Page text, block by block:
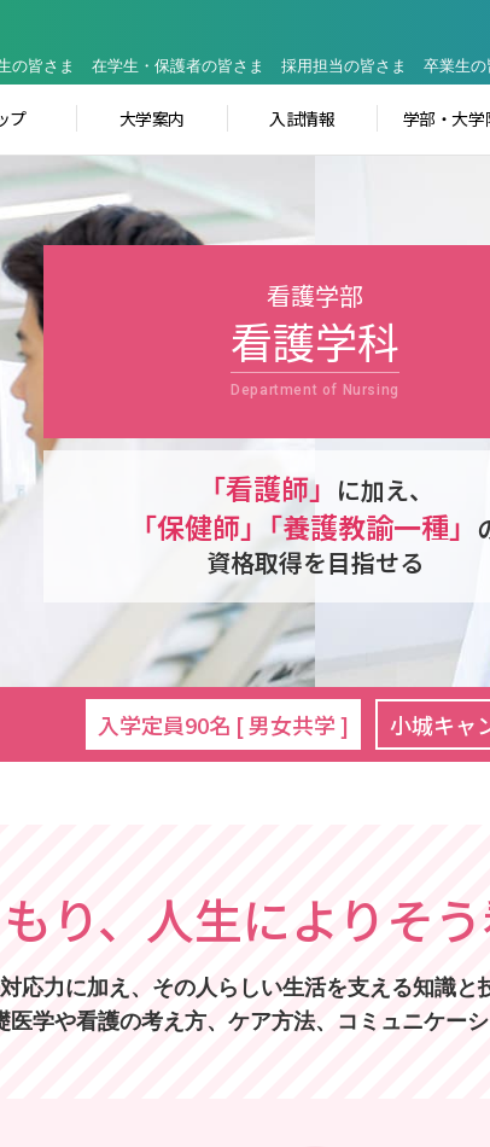
の皆さま 在学生・保護者の皆さま 採用担当の皆さま 卒業生の
プ 大学案内 入試情報 学部・大学
看護学部
看護学科
Department of Nursing
「看護師」 に加え、
「保健師」 「養護教諭一種」
資格取得を目指せる
入学定員90名 [ 男女共学 ] 小城キャ
り、 人生によりそ
応力に加え、 その人らしい生活を支える知識と
医学や看護の考え方、ケア方法、コミュニケーシ